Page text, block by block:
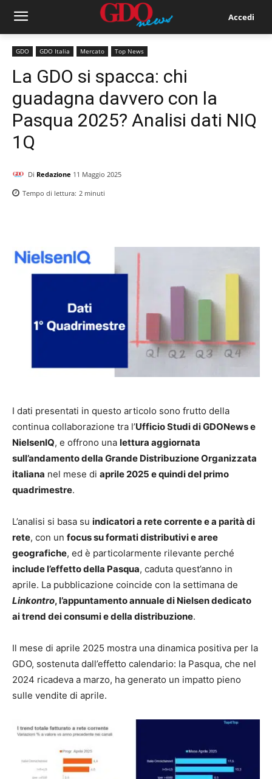
Accedi
GDO GDO Italia Mercato Top News
La GDO si spacca: chi
guadagna davvero con la
Pasqua 2025? Analisi dati NIQ
1Q
Di Redazione 11 Maggio 2025
Tempo di lettura: 2 minuti
I dati presentati in questo articolo sono frutto della
continua collaborazione tra l’Ufficio Studi di GDONews e
NielsenIQ, e offrono una lettura aggiornata
sull’andamento della Grande Distribuzione Organizzata
italiana nel mese di aprile 2025 e quindi del primo
quadrimestre.
L’analisi si basa su indicatori a rete corrente e a parità di
rete, con un focus su formati distributivi e aree
geografiche, ed è particolarmente rilevante perché
include l’effetto della Pasqua, caduta quest’anno in
aprile. La pubblicazione coincide con la settimana de
Linkontro, l’appuntamento annuale di Nielsen dedicato
ai trend dei consumi e della distribuzione.
Il mese di aprile 2025 mostra una dinamica positiva per la
GDO, sostenuta dall’effetto calendario: la Pasqua, che nel
2024 ricadeva a marzo, ha generato un impatto pieno
sulle vendite di aprile.